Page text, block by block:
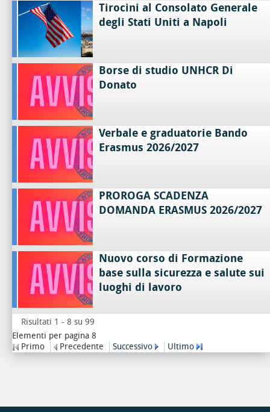
Tirocini al Consolato Generale
degli Stati Uniti a Napoli
Borse di studio UNHCR Di
Donato
Verbale e graduatorie Bando
Erasmus 2026/2027
PROROGA SCADENZA
DOMANDA ERASMUS 2026/2027
Nuovo corso di Formazione
base sulla sicurezza e salute sui
luoghi di lavoro
Risultati 1 - 8 su 99
Elementi per pagina 8
Primo
Precedente Successivo Ultimo